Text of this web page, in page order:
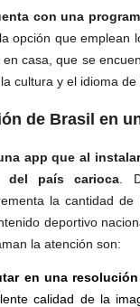
con una
opción que emplean
casa, que se
cultura y el idioma de
de Brasil en
app que al
del país carioca .
la cantidad de
deportivo
la atención son:
en una resolución
calidad de la